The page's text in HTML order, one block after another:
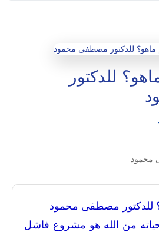
للدكتور
محمود
للدكتور مصطفى محمود
من الله هو مشروع فاشل